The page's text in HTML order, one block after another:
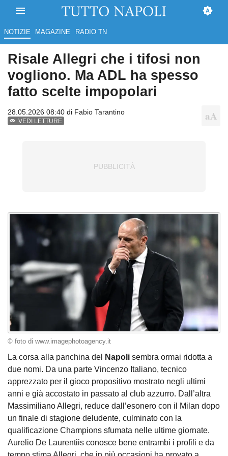
NOTIZIE MAGAZINE RADIO TN
Risale Allegri che i tifosi non
vogliono. Ma ADL ha spesso
fatto scelte impopolari
28.05.2026 08:40 di Fabio Tarantino
VEDI LETTURE
© foto di www.imagephotoagency.it
La corsa alla panchina del Napoli sembra ormai ridotta a
due nomi. Da una parte Vincenzo Italiano, tecnico
apprezzato per il gioco propositivo mostrato negli ultimi
anni e già accostato in passato al club azzurro. Dall’altra
Massimiliano Allegri, reduce dall’esonero con il Milan dopo
un finale di stagione deludente, culminato con la
qualificazione Champions sfumata nelle ultime giornate.
Aurelio De Laurentiis conosce bene entrambi i profili e da